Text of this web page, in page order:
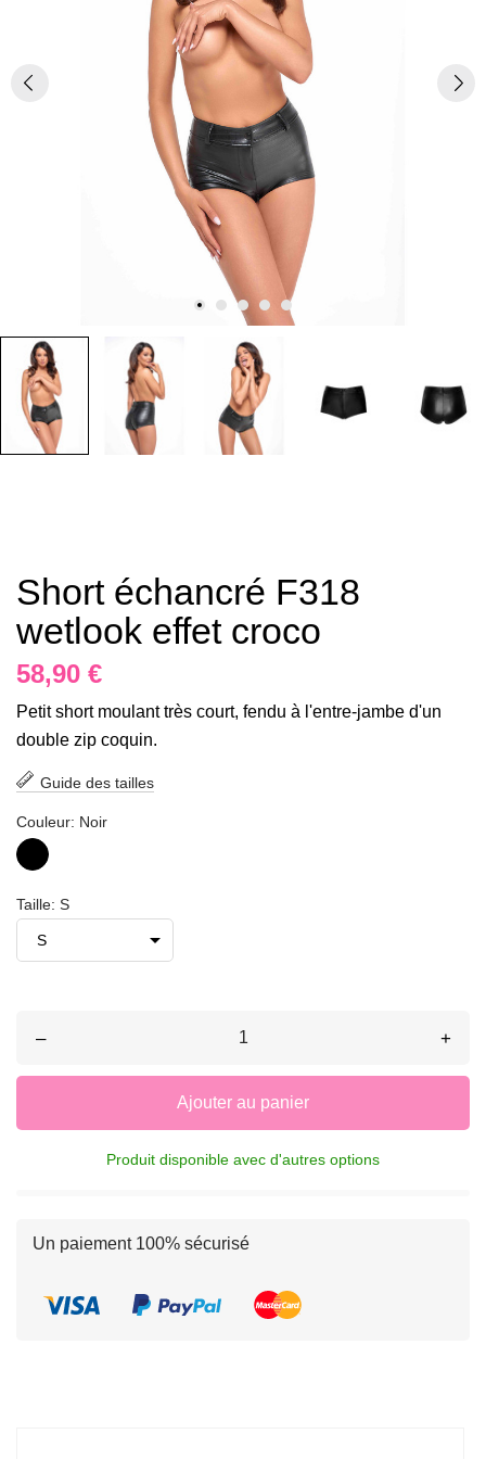
Short échancré F318
wetlook effet croco
58,90 €
Petit short moulant très court, fendu à l'entre-jambe d'un
double zip coquin.
Guide des tailles
Couleur: Noir
Noir
Taille: S
– +
Ajouter au panier
Produit disponible avec d'autres options
Un paiement 100% sécurisé